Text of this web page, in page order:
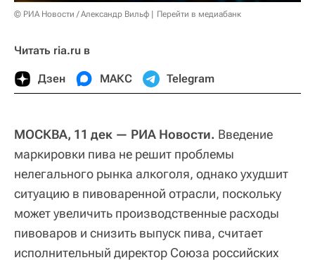
© РИА Новости / Александр Вильф Перейти в медиабанк
Читать ria.ru в
Дзен МАКС Telegram
МОСКВА, 11 дек — РИА Новости. Введение
маркировки пива не решит проблемы
нелегального рынка алкоголя, однако ухудшит
ситуацию в пивоваренной отрасли, поскольку
может увеличить производственные расходы
пивоваров и снизить выпуск пива, считает
исполнительный директор Союза российских